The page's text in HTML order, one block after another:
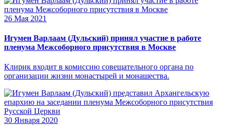
26 Мая 2021
Игумен Варлаам (Дульский) принял участие в работе
пленума Межсоборного присутствия в Москве
Клирик входит в комиссию совещательного органа по
организации жизни монастырей и монашества.
30 Января 2020